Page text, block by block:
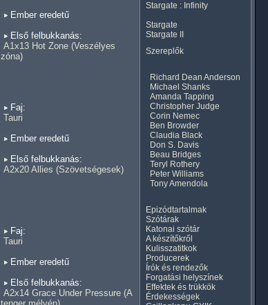
Ember eredetű
Első felbukkanás:
A1x13 Hot Zone (Veszélyes
zóna)
Faj:
Tauri
Ember eredetű
Első felbukkanás:
A2x20 Allies (Szövetségesek)
Faj:
Tauri
Ember eredetű
Első felbukkanás:
A2x14 Grace Under Pressure (A
Stargate : Infinity
Stargate
Stargate II
Szereplők
Richard Dean Anderson
Michael Shanks
Amanda Tapping
Christopher Judge
Corin Nemec
Ben Browder
Claudia Black
Don S. Davis
Beau Bridges
Teryl Rothery
Peter Williams
Tony Amendola
Epizódtartalmak
Szótárak
Katonai szótár
A készítőkről
Kulisszatitkok
Producerek
Írók és rendezők
Forgatási helyszínek
Effektek és trükkök
Érdekességek